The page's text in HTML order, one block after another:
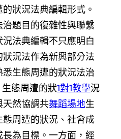
狀況法典編輯形式。
題目的復雜性與聯繫
法典編輯不只應明白
況法作為新興部分法
生態周遭的狀況法治
態周遭的狀1對1教學況
天然協調共舞蹈場地生
周遭的狀況、社會成
為目標。一方面，經